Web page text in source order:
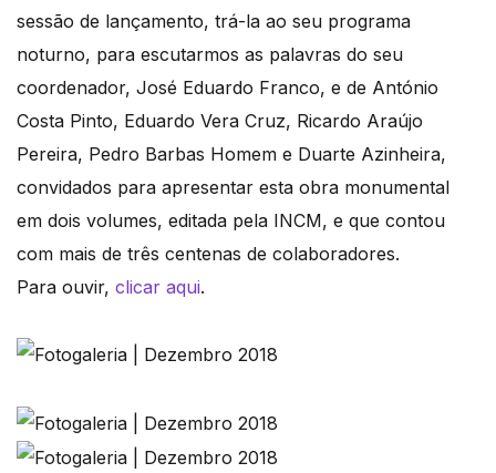
sessão de lançamento, trá-la ao seu programa
noturno, para escutarmos as palavras do seu
coordenador, José Eduardo Franco, e de António
Costa Pinto, Eduardo Vera Cruz, Ricardo Araújo
Pereira, Pedro Barbas Homem e Duarte Azinheira,
convidados para apresentar esta obra monumental
em dois volumes, editada pela INCM, e que contou
com mais de três centenas de colaboradores.
Para ouvir, clicar aqui.